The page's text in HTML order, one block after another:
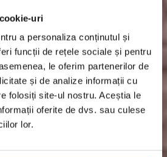
uri
a personaliza conținutul și
funcții de rețele sociale și pentru
le oferim partenerilor de
și de analize informații cu
folosiți site-ul nostru. Aceștia le
oferite de dvs. sau culese
lor.